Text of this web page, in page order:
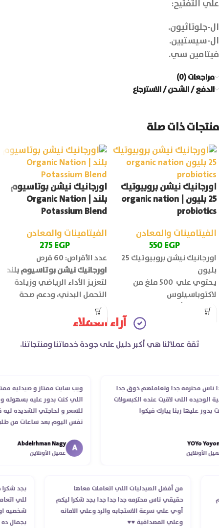
علي التفتيح:
ال-جلوتاثيون.
ال-سيستيين.
فيتامين سي.
مراجعات (0)
الدفع / الشحن / الاسترجاع
منتجات ذات صلة
اورجانيك نيشن بروبيوتيك
25 بليون | organic nation
probiotics
الفيتامينات والمعادن
550EGP
اورجانيك نيشن بروبيوتيك 25
بليون
يحتوي علي 500 ملغ من
لاكتوباسيلوس
الإينولين (ألياف البريبايوتك):
100 ملغ
اورجانيك نيشن بوتاسيوم
بلند | Organic Nation
Potassium Blend
الفيتامينات والمعادن
275EGP
عدد الأقراص: 60 قرص
اورجانيك نيشن بوتاسيوم بلند
لتعزيز الأداء الرياضي وزيادة
التحمل البدني، ودعم صحة
العضلات والجهاز العصبي.
آراء العملاء
ثقة عملائنا هي أكبر دليل على جودة خدماتنا ومنتجاتنا.
محترمه جدا وتعاملهم ذوق جدا
اللى لاقيت عنده الكبسولات
عليها ربنا يبارك فيكوا
YOYo
ويب سايت ممتاز و صيدليه
اللي كنت بدور عليه بسهوله و
للسعر و لحاجتي الشديده ليه
نفس اليوم بعد ساعات من طلبي
انتهاء موعد عمله ..فضل يتابع
استلمت ..شكرا جزيلا ليكم
A
Abdelrhman Nagy
عميل الأونلاين
من أفضل الصيدليات اللي اتعاملت معاها
حقيقي ناس محترمه جدا جدا جدا بجد شكرا ليكم
أوي علي سرعة الاستجابه والرد وعلي الامانه
وعلي المصداقية ♥️♥️‏
بجد
للي